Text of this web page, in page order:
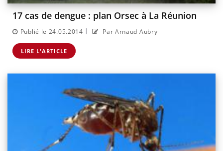
17 cas de dengue : plan Orsec à La Réunion
Publié le 24.05.2014 | Par Arnaud Aubry
LIRE L'ARTICLE